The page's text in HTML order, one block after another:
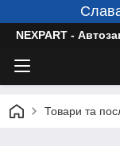
NEXPART -
Товари та